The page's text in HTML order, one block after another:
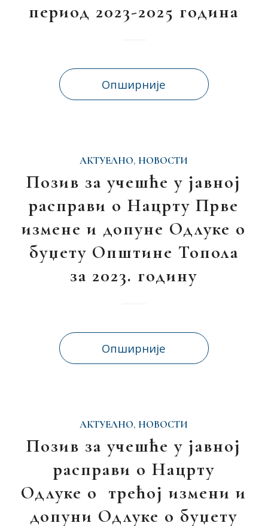
период 2023-2025 година
Опширније
АКТУЕЛНО, НОВОСТИ
Позив за учешће у јавној
расправи о Нацрту Прве
измене и допуне Одлуке о
буџету Општине Топола
за 2023. годину
Опширније
АКТУЕЛНО, НОВОСТИ
Позив за учешће у јавној
расправи о Нацрту
Одлуке о трећој измени и
допуни Одлуке о буџету